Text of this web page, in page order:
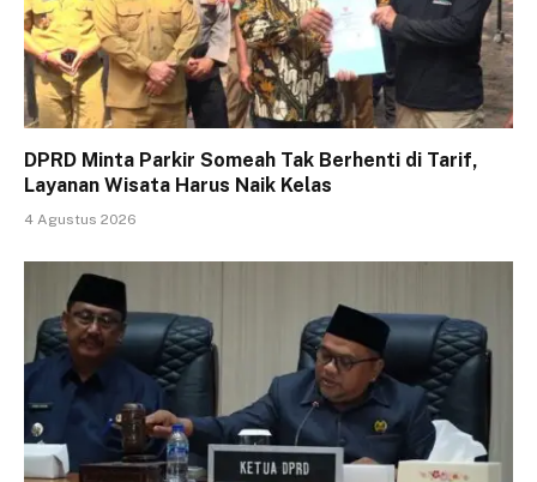
DPRD Minta Parkir Someah Tak Berhenti di Tarif,
Layanan Wisata Harus Naik Kelas
4 Agustus 2026